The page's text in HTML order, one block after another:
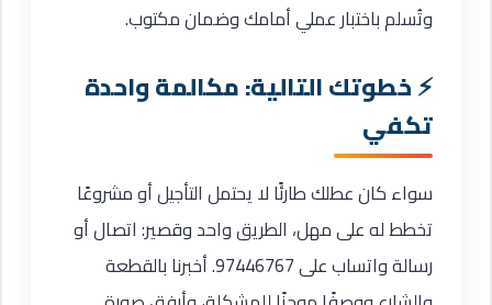
وتُسلم باختبار عملي أمامك وضمان مكتوب.
خطوتك التالية: مكالمة واحدة
تكفي
سواء كان عطلك طارئًا لا يحتمل التأجيل أو مشروعًا
تخطط له على مهل، الطريق واحد وقصير: اتصال أو
رسالة واتساب على 97446767. أخبرنا بالقطعة